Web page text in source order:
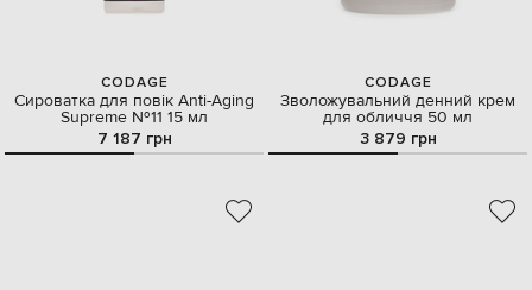
CODAGE
Сироватка для повік Anti-Aging
Supreme №11 15 мл
7 187 грн
CODAGE
Зволожувальний денний крем
для обличчя 50 мл
3 879 грн